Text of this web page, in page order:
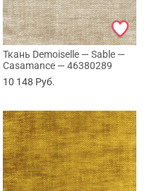
Ткань Demoiselle — Sable —
Casamance — 46380289
10 148 Руб.